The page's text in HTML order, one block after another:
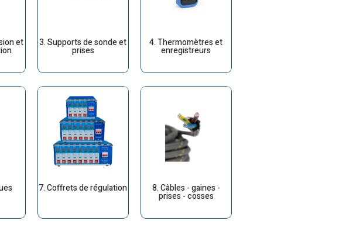
et 3. Supports de sonde et
prises
4. Thermomètres et
enregistreurs
7. Coffrets de régulation 8. Câbles - gaines -
prises - cosses